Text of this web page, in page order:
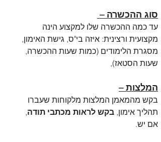
סוג ההכשרה –
עד כמה ההכשרה שלו למקצוע הינה
מקצועית ורצינית: איזה בי"ס, גישת האימון,
מסגרת הלימודים (כמות שעות ההכשרה,
שעות הסטאז),
המלצות –
בקש מהמאמן המלצות מלקוחות שעברו
תהליך אימון, בקש לראות מכתבי תודה,
אם יש.